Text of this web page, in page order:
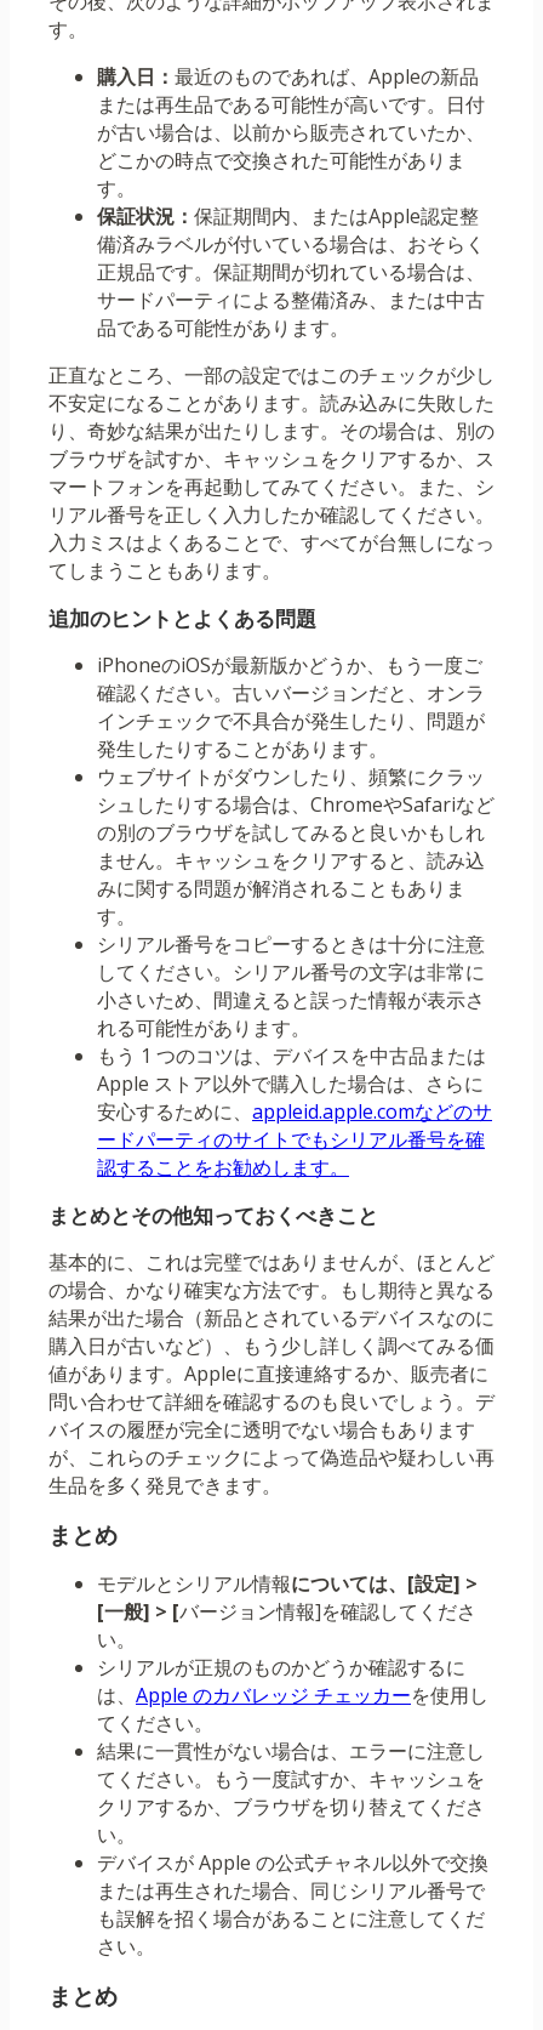
す。
購入日： 最近のものであれば、Appleの新品
または再生品である可能性が高いです。日付
が古い場合は、以前から販売されていたか、
どこかの時点で交換された可能性がありま
す。
保証状況： 保証期間内、またはApple認定整
備済みラベルが付いている場合は、おそらく
正規品です。保証期間が切れている場合は、
サードパーティによる整備済み、または中古
品である可能性があります。
正直なところ、一部の設定ではこのチェックが少し
不安定になることがあります。読み込みに失敗した
り、奇妙な結果が出たりします。その場合は、別の
ブラウザを試すか、キャッシュをクリアするか、ス
マートフォンを再起動してみてください。また、シ
リアル番号を正しく入力したか確認してください。
入力ミスはよくあることで、すべてが台無しになっ
てしまうこともあります。
追加のヒントとよくある問題
iPhoneのiOSが最新版かどうか、もう一度ご
確認ください。古いバージョンだと、オンラ
インチェックで不具合が発生したり、問題が
発生したりすることがあります。
ウェブサイトがダウンしたり、頻繁にクラッ
シュしたりする場合は、ChromeやSafariなど
の別のブラウザを試してみると良いかもしれ
ません。キャッシュをクリアすると、読み込
みに関する問題が解消されることもありま
す。
シリアル番号をコピーするときは十分に注意
してください。シリアル番号の文字は非常に
小さいため、間違えると誤った情報が表示さ
れる可能性があります。
もう 1 つのコツは、デバイスを中古品または
Apple ストア以外で購入した場合は、さらに
安心するために、 appleid.apple.comなどのサ
ードパーティのサイトでもシリアル番号を確
認することをお勧めします。
まとめとその他知っておくべきこと
基本的に、これは完璧ではありませんが、ほとんど
の場合、かなり確実な方法です。もし期待と異なる
結果が出た場合（新品とされているデバイスなのに
購入日が古いなど）、もう少し詳しく調べてみる価
値があります。Appleに直接連絡するか、販売者に
問い合わせて詳細を確認するのも良いでしょう。デ
バイスの履歴が完全に透明でない場合もあります
が、これらのチェックによって偽造品や疑わしい再
生品を多く発見できます。
まとめ
モデルとシリアル情報については、[設定] >
[一般] > [バージョン情報]を確認してくださ
い。
シリアルが正規のものかどうか確認するに
は、 Apple のカバレッジ チェッカーを使用し
てください。
結果に一貫性がない場合は、エラーに注意し
てください。もう一度試すか、キャッシュを
クリアするか、ブラウザを切り替えてくださ
い。
デバイスが Apple の公式チャネル以外で交換
または再生された場合、同じシリアル番号で
も誤解を招く場合があることに注意してくだ
さい。
まとめ